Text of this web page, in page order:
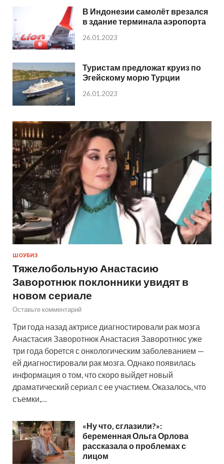
В Индонезии самолёт врезался
в здание терминала аэропорта
26.01.2023
Туристам предложат круиз по
Эгейскому морю Турции
26.01.2023
ШОУБИЗ
Тяжелобольную Анастасию
Заворотнюк поклонники увидят в
новом сериале
Оставьте комментарий
Три года назад актрисе диагностировали рак мозга
Анастасия Заворотнюк Анастасия Заворотнюс уже
три года борется с онкологическим заболеванием —
ей диагностировали рак мозга. Однако появилась
информация о том, что скоро выйдет новый
драматический сериал с ее участием. Оказалось, что
съемки,…
«Ну что, сглазили?»:
беременная Ольга Орлова
рассказала о проблемах с
лицом